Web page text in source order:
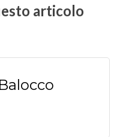
articolo